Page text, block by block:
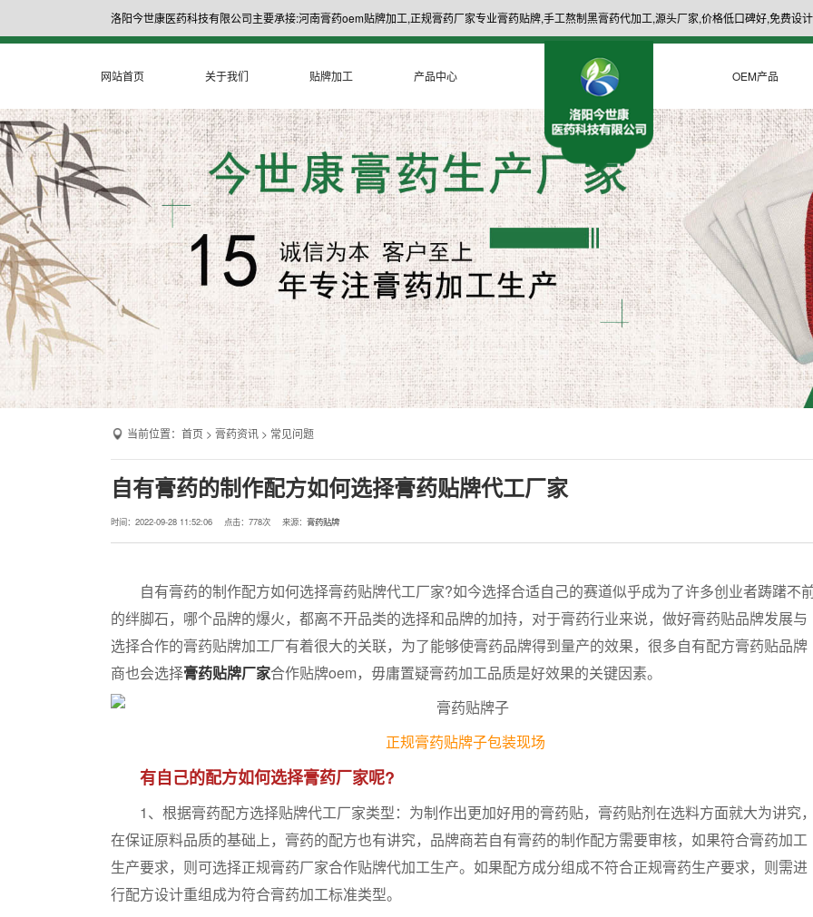
洛阳今世康医药科技有限公司主要承接:河南膏药oem贴牌加工,正规膏药厂家专业膏药贴牌,手工熬制黑膏药代加工,源头厂家,价格低口碑好,免费设计
网站首页 关于我们 贴牌加工 产品中心 OEM产品
当前位置： 首页 > 膏药资讯 > 常见问题
自有膏药的制作配方如何选择膏药贴牌代工厂家
时间：2022-09-28 11:52:06 点击： 778次 来源： 膏药贴牌
自有膏药的制作配方如何选择膏药贴牌代工厂家?如今选择合适自己的赛道似乎成为了许多创业者踌躇不
的绊脚石，哪个品牌的爆火，都离不开品类的选择和品牌的加持，对于膏药行业来说，做好膏药贴品牌发展与
选择合作的膏药贴牌加工厂有着很大的关联，为了能够使膏药品牌得到量产的效果，很多自有配方膏药贴品牌
商也会选择膏药贴牌厂家合作贴牌oem，毋庸置疑膏药加工品质是好效果的关键因素。
正规膏药贴牌子包装现场
有自己的配方如何选择膏药厂家呢?
1、根据膏药配方选择贴牌代工厂家类型：为制作出更加好用的膏药贴，膏药贴剂在选料方面就大为讲究，
在保证原料品质的基础上，膏药的配方也有讲究，品牌商若自有膏药的制作配方需要审核，如果符合膏药加工
生产要求，则可选择正规膏药厂家合作贴牌代加工生产。如果配方成分组成不符合正规膏药生产要求，则需进
行配方设计重组成为符合膏药加工标准类型。